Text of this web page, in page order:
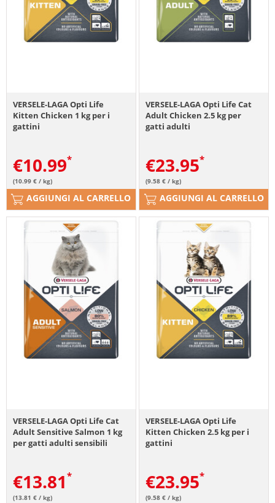
VERSELE-LAGA Opti Life
Kitten Chicken 1 kg per i
gattini
€10.99
(10.99 € / kg)
AGGIUNGI AL CARRELLO
VERSELE-LAGA Opti Life Cat
Adult Chicken 2.5 kg per
gatti adulti
€23.95
(9.58 € / kg)
AGGIUNGI AL CARRELLO
VERSELE-LAGA Opti Life Cat
Adult Sensitive Salmon 1 kg
per gatti adulti sensibili
€13.81
(13.81 € / kg)
VERSELE-LAGA Opti Life
Kitten Chicken 2.5 kg per i
gattini
€23.95
(9.58 € / kg)